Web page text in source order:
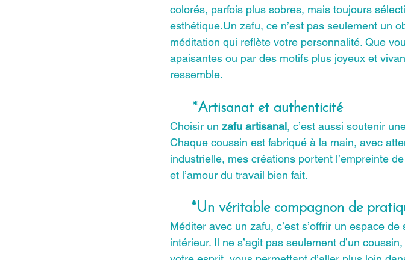
colorés, parfois plus sobres, mais toujours
esthétique.Un zafu, ce n’est pas seulement un
méditation qui reflète votre personnalité. Que
apaisantes ou par des motifs plus joyeux et
ressemble.
*Artisanat et authenticité
Choisir un zafu artisanal, c’est aussi soutenir
Chaque coussin est fabriqué à la main, avec
industrielle, mes créations portent l’empreinte
et l’amour du travail bien fait.
*Un véritable compagnon de
Méditer avec un zafu, c’est s’offrir un espace
intérieur. Il ne s’agit pas seulement d’un